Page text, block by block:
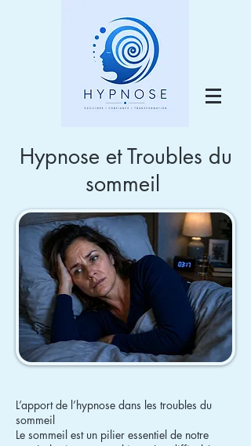
Hypnose et Troubles du
sommeil
L’apport de l’hypnose dans les troubles du
sommeil
Le sommeil est un pilier essentiel de notre